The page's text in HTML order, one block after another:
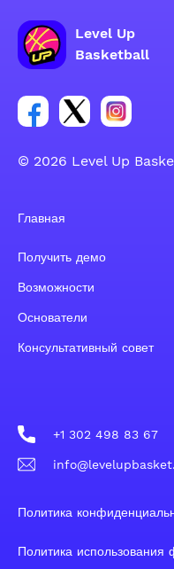
Level Up
Basketball
Ссылка на группу
Ссылка наСсылка на
© 2026 Level Up
Главная
Получить демо
Возможности
Основатели
Консультативный совет
+1 302 498 83 67
Политика
Политика